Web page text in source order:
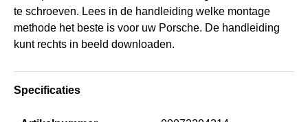
te schroeven. Lees in de handleiding welke montage
methode het beste is voor uw Porsche. De handleiding
kunt rechts in beeld downloaden.
Specificaties